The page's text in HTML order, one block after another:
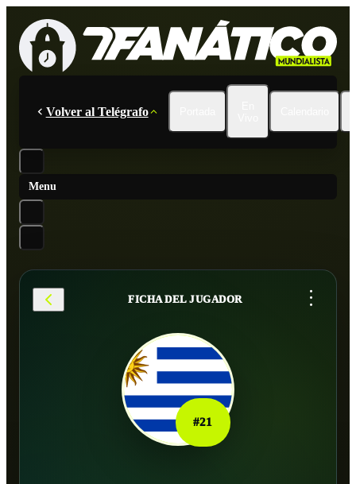
Volver al Telégrafo
Menu
FICHA DEL JUGADOR ...
#21